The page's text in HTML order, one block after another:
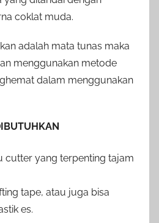
coklat muda.
adalah mata tunas maka
menggunakan metode
dalam menggunakan
cutter yang terpenting tajam
tape, atau juga bisa
es.